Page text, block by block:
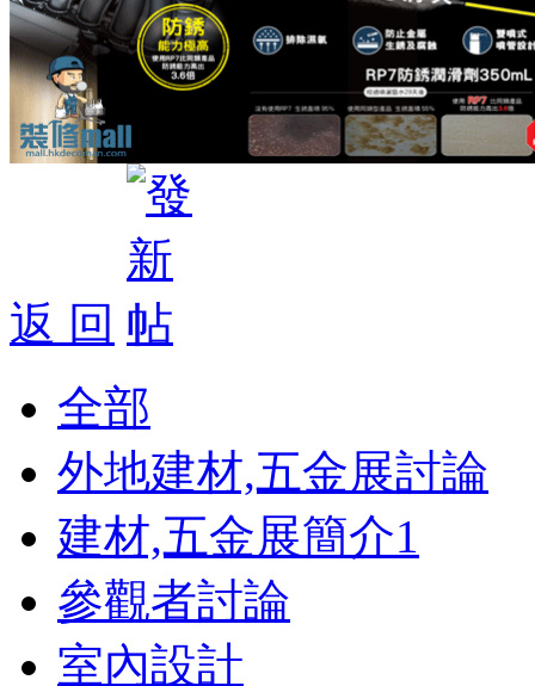
返 回
全部
外地建材,五金展討論
建材,五金展簡介1
參觀者討論
室內設計